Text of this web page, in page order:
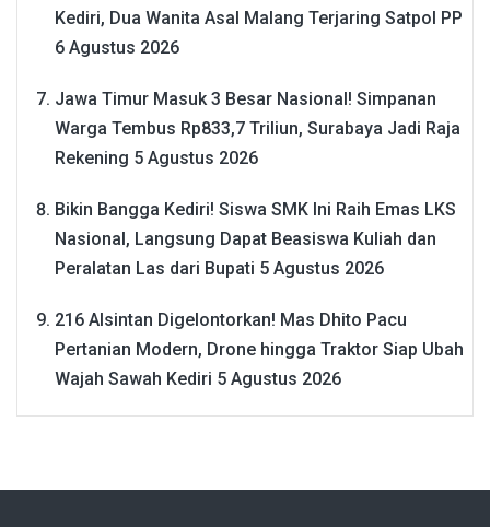
Kediri, Dua Wanita Asal Malang Terjaring Satpol PP
6 Agustus 2026
Jawa Timur Masuk 3 Besar Nasional! Simpanan
Warga Tembus Rp833,7 Triliun, Surabaya Jadi Raja
Rekening 5 Agustus 2026
Bikin Bangga Kediri! Siswa SMK Ini Raih Emas LKS
Nasional, Langsung Dapat Beasiswa Kuliah dan
Peralatan Las dari Bupati 5 Agustus 2026
216 Alsintan Digelontorkan! Mas Dhito Pacu
Pertanian Modern, Drone hingga Traktor Siap Ubah
Wajah Sawah Kediri 5 Agustus 2026